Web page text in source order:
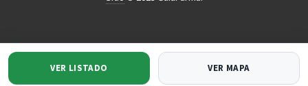
VER LISTADO VER MAPA